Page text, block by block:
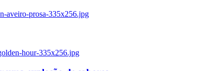
aveiro-prosa-335x256.jpg
hour-335x256.jpg